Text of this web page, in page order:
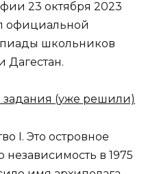
23 октября 2023
официальной
школьников
Дагестан.
задания (уже решили)
I. Это островное
независимость в 1975